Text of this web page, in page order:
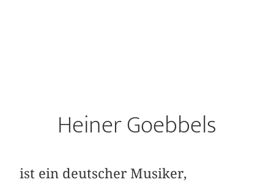
Heiner Goebbels
ist ein deutscher Musiker,